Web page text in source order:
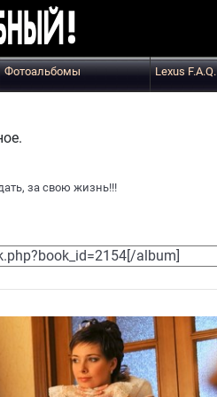
Фотоальбомы Lexus F.A.Q.
за свою жизнь!!!